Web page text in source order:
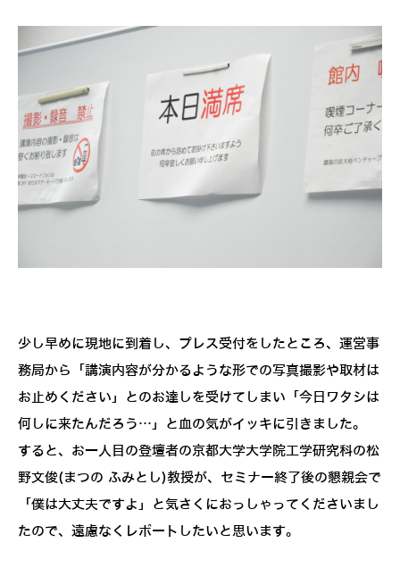
少し早めに現地に到着し、プレス受付をしたところ、運営事
務局から「講演内容が分かるような形での写真撮影や取材は
お止めください」とのお達しを受けてしまい「今日ワタシは
何しに来たんだろう…」と血の気がイッキに引きました。
すると、お一人目の登壇者の京都大学大学院工学研究科の松
野文俊(まつの ふみとし)教授が、セミナー終了後の懇親会で
「僕は大丈夫ですよ」と気さくにおっしゃってくださいまし
たので、遠慮なくレポートしたいと思います。